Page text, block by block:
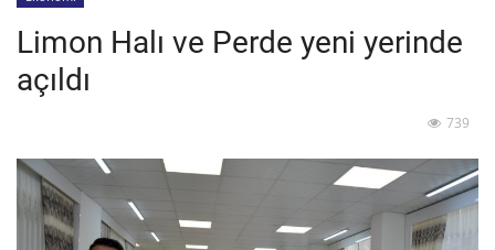
Ana
GÜNDEM
Siyaset
Limon Halı ve Perde yeni yerinde
açıldı
739